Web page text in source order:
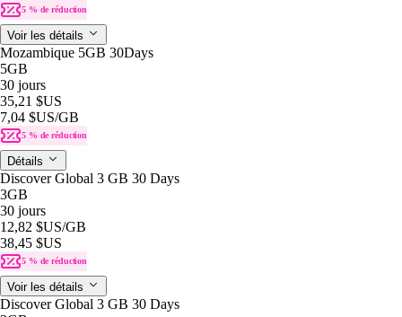
5 % de réduction
Voir les détails
Mozambique 5GB 30Days
5GB
30 jours
35,21 $US
7,04 $US/GB
5 % de réduction
Détails
Discover Global 3 GB 30 Days
3GB
30 jours
12,82 $US/GB
38,45 $US
5 % de réduction
Voir les détails
Discover Global 3 GB 30 Days